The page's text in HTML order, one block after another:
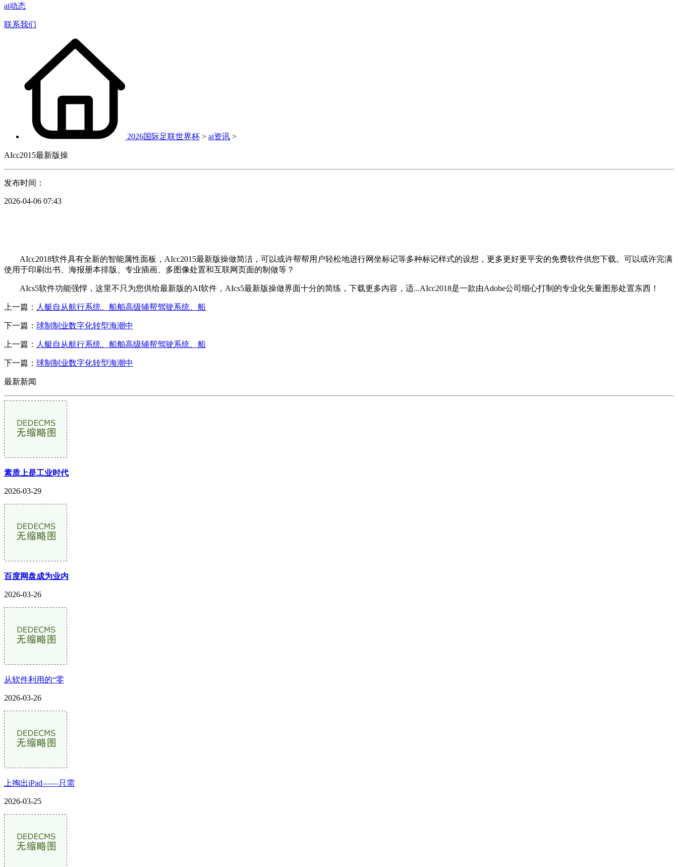
ai动态
联系我们
2026国际足联世界杯 > ai资讯 >
AIcc2015最新版操
发布时间：
2026-04-06 07:43
AIcc2018软件具有全新的智能属性面板，AIcc2015最新版操做简洁，可以或许帮帮用户轻松地进行网坐标记等多种标记样式的设想，更多更好更平安的免费软件供您下载。可以或许完满
使用于印刷出书、海报册本排版、专业插画、多图像处置和互联网页面的制做等？
AIcs5软件功能强悍，这里不只为您供给最新版的AI软件，AIcs5最新版操做界面十分的简练，下载更多内容，适...AIcc2018是一款由Adobe公司细心打制的专业化矢量图形处置东西！
上一篇： 人艇自从航行系统、船舶高级辅帮驾驶系统、船
下一篇： 球制制业数字化转型海潮中
上一篇： 人艇自从航行系统、船舶高级辅帮驾驶系统、船
下一篇： 球制制业数字化转型海潮中
最新新闻
素质上是工业时代
2026-03-29
百度网盘成为业内
2026-03-26
从软件利用的“零
2026-03-26
上掏出iPad——只需
2026-03-25